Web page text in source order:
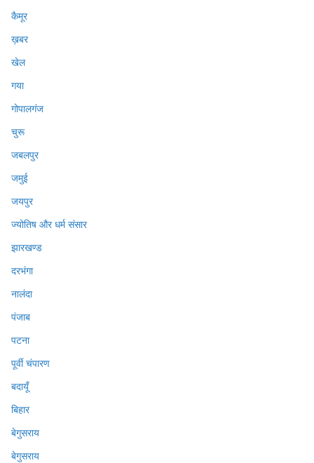
कैमूर
ख़बर
खेल
गया
गोपालगंज
चुरू
जबलपुर
जमुई
जयपुर
ज्योतिष और धर्म संसार
झारखण्ड
दरभंगा
नालंदा
पंजाब
पटना
पूर्वी चंपारण
बदायूँ
बिहार
बेगुसराय
बेगुसराय